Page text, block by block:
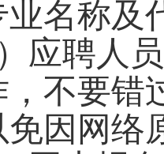
业名称及
聘人员
不要错
因网络